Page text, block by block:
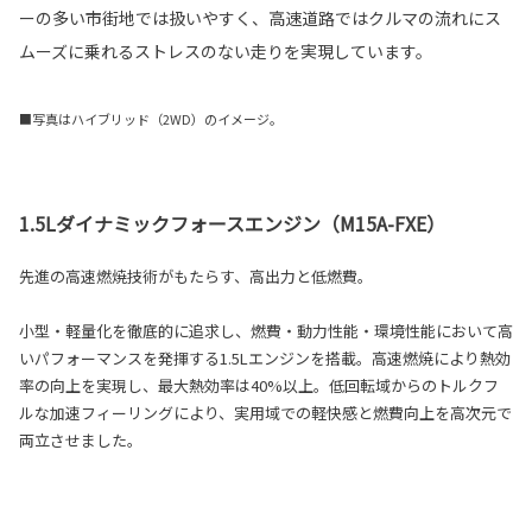
ーの多い市街地では扱いやすく、高速道路ではクルマの流れにス
ムーズに乗れるストレスのない走りを実現しています。
■写真はハイブリッド（2WD）のイメージ。
1.5Lダイナミックフォースエンジン（M15A-FXE）
先進の高速燃焼技術がもたらす、高出力と低燃費。
小型・軽量化を徹底的に追求し、燃費・動力性能・環境性能において高
いパフォーマンスを発揮する1.5Lエンジンを搭載。高速燃焼により熱効
率の向上を実現し、最大熱効率は40%以上。低回転域からのトルクフ
ルな加速フィーリングにより、実用域での軽快感と燃費向上を高次元で
両立させました。